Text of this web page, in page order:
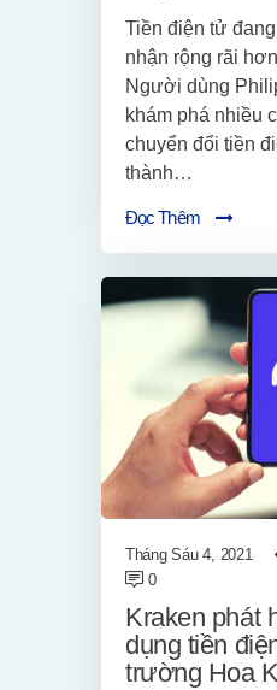
Tiền điện tử
nhận rộng rãi
Người dùng
khám phá nhiều
chuyển đổi tiền
thành…
Đọc Thêm
Tháng Sáu 4, 2021
0
Kraken phát
dụng tiền
trường Hoa